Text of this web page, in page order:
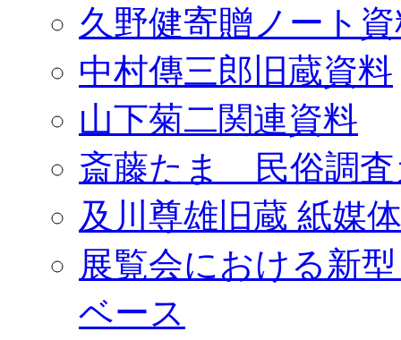
久野健寄贈ノート
中村傳三郎旧蔵資料
山下菊二関連資料
斎藤たま 民俗調査
及川尊雄旧蔵 紙媒
展覧会における新
ベース